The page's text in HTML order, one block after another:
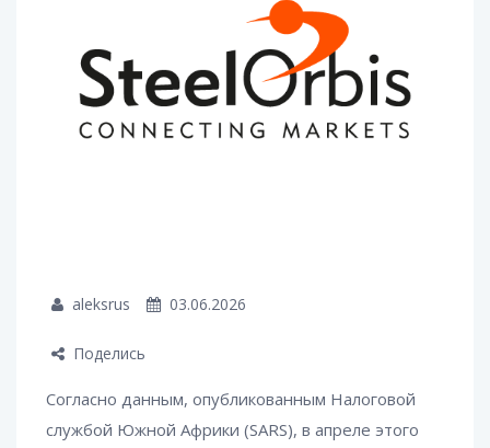
aleksrus 03.06.2026
Поделись
Согласно данным, опубликованным Налоговой
службой Южной Африки (SARS), в апреле этого